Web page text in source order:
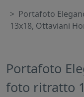
Portafoto
13x18, Ottaviani
Portafoto
foto ritratto